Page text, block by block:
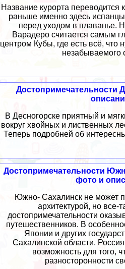
Название курорта переводится
раньше именно здесь
перед уходом в плаванье.
Варадеро считается самым
центром Кубы, где есть всё, что
незабываемого
Достопримечательности
В Десногорске приятный и
вокруг хвойных и лиственных
Теперь подробней об
Достопримечательности
фото и
Южно- Сахалинск не может
архитектурой, но все-
достопримечательности
путешественников. В
Японии и других
Сахалинской области.
возможность для того,
разносторонности